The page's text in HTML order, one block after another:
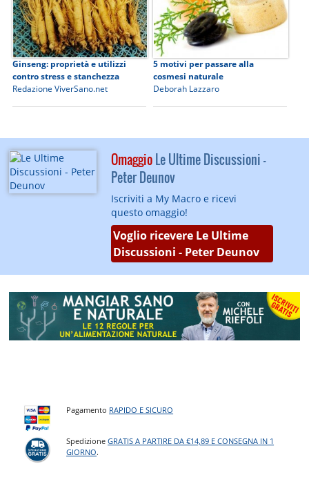
Ginseng: proprietà e utilizzi
contro stress e stanchezza
Redazione ViverSano.net
5 motivi per passare alla
cosmesi naturale
Deborah Lazzaro
OmaggioLe Ultime Discussioni -
Peter Deunov
Iscriviti a My Macro e ricevi
questo omaggio!
Voglio ricevere Le Ultime
Discussioni - Peter Deunov
Pagamento RAPIDO E SICURO
SpedizioneGRATIS A PARTIRE DA €14,89 E CONSEGNA IN 1
GIORNO.